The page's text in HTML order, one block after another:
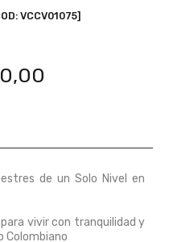
VCCV01075]
de un Solo Nivel en
vivir con tranquilidad y
Colombiano